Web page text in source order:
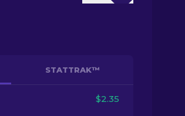
STATTRAK™
$2.35